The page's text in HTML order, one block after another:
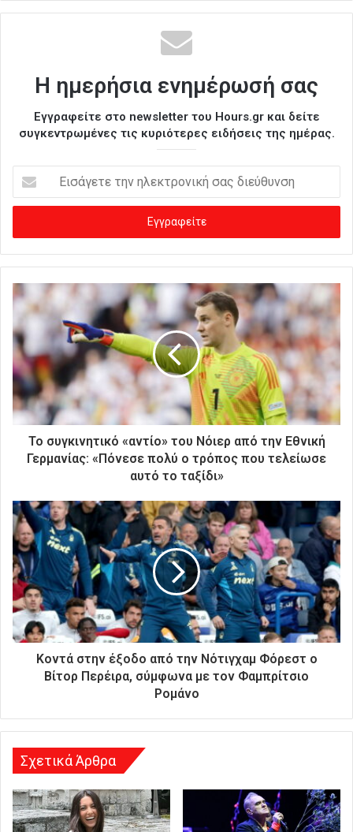
Η ημερήσια ενημέρωσή σας
Εγγραφείτε στο newsletter του Hours.gr και δείτε
συγκεντρωμένες τις κυριότερες ειδήσεις της ημέρας.
σ
γ
ε
η
ν
λ
κ
κ
ή
σ
α
ς
δ
ι
ε
ύ
η
Το συγκινητικό «αντίο» του Νόιερ από την Εθνική
Γερμανίας: «Πόνεσε πολύ ο τρόπος που τελείωσε
αυτό το ταξίδι»
Κοντά στην έξοδο από την Νότιγχαμ Φόρεστ ο
Βίτορ Περέιρα, σύμφωνα με τον Φαμπρίτσιο
Ρομάνο
Σχετικά Άρθρα